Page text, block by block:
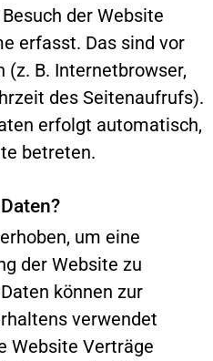
der Website
erfasst. Das sind vor
(z. B. Internetbrowser,
des Seitenaufrufs).
erfolgt automatisch,
betreten.
um eine
der Website zu
können zur
verwendet
Website Verträge